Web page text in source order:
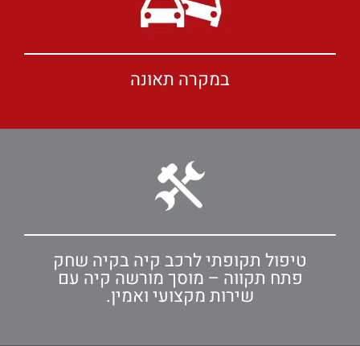
במקרה תאונה
טיפול תקופתי לרכב קיה בקיה שחק
פתח תקווה – מוסך מורשה קיה עם
שירות מקצועי ואמין.